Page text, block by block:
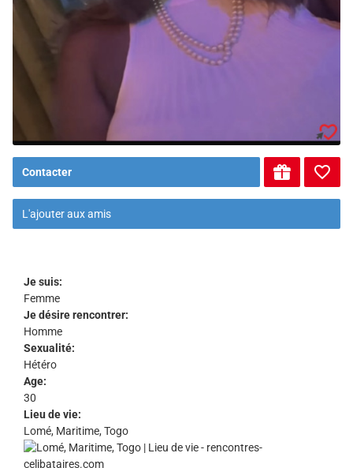
Contacter
L'ajouter aux amis
Je suis:
Femme
Je désire rencontrer:
Homme
Sexualité:
Hétéro
Age:
30
Lieu de vie:
Lomé, Maritime, Togo